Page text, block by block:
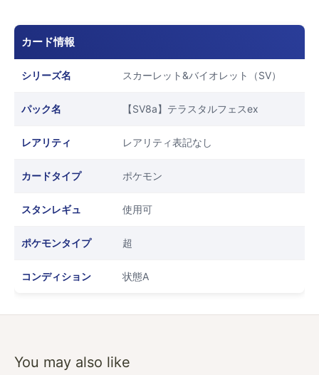
カード情報
シリーズ名 スカーレット&バイオレット（SV）
パック名 【SV8a】テラスタルフェスex
レアリティ レアリティ表記なし
カードタイプ ポケモン
スタンレギュ 使用可
ポケモンタイプ 超
コンディション 状態A
You may also like